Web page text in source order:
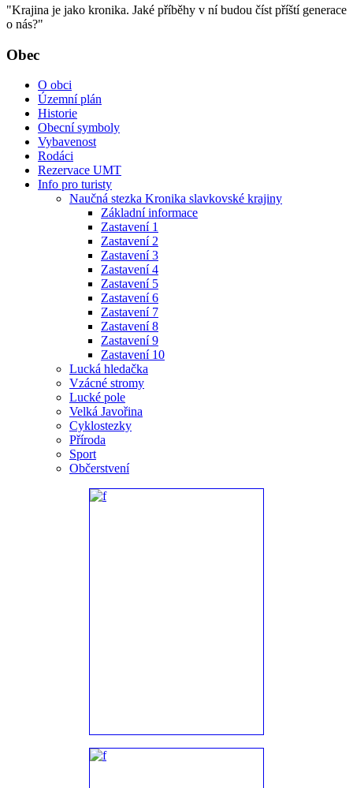
"Krajina je jako kronika. Jaké příběhy v ní budou číst příští generace
o nás?"
Obec
O obci
Územní plán
Historie
Obecní symboly
Vybavenost
Rodáci
Rezervace UMT
Info pro turisty
Naučná stezka Kronika slavkovské krajiny
Základní informace
Zastavení 1
Zastavení 2
Zastavení 3
Zastavení 4
Zastavení 5
Zastavení 6
Zastavení 7
Zastavení 8
Zastavení 9
Zastavení 10
Lucká hledačka
Vzácné stromy
Lucké pole
Velká Javořina
Cyklostezky
Příroda
Sport
Občerstvení